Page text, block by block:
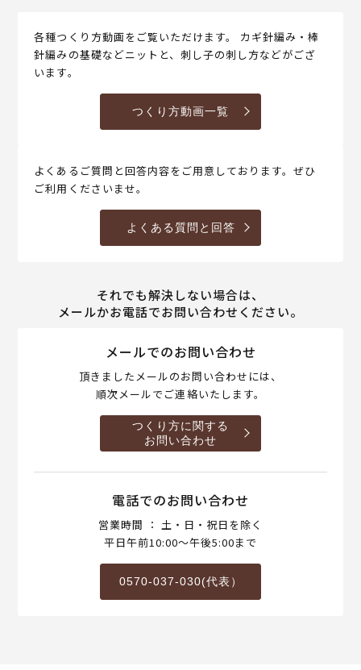
各種つくり方動画をご覧いただけます。 カギ針編み・棒
針編みの基礎などニットと、刺し子の刺し方などがござ
います。
つくり方動画一覧
よくあるご質問と回答内容をご用意しております。ぜひ
ご利用くださいませ。
よくある質問と回答
それでも解決しない場合は、
メールかお電話でお問い合わせください。
メールでのお問い合わせ
頂きましたメールのお問い合わせには、
順次メールでご連絡いたします。
つくり方に関する
お問い合わせ
電話でのお問い合わせ
営業時間 ： 土・日・祝日を除く
平日午前10:00～午後5:00まで
0570-037-030(代表）